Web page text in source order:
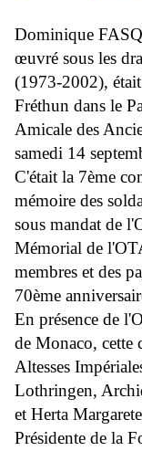
Dominique
œuvré sous les
(1973-2002),
Fréthun dans le
Amicale des
samedi 14
C'était la 7ème
mémoire des
sous mandat de
Mémorial de
membres et des
70ème
En présence de
de Monaco, cette
Altesses
Lothringen,
et Herta
Présidente de la